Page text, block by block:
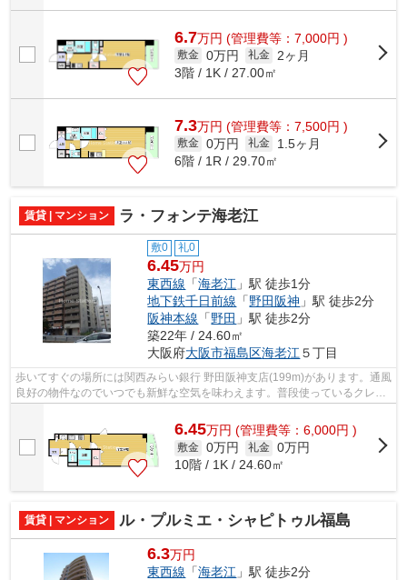
6.7万円 (管理費等：7,000円 )
敷金 0万円 礼金
2ヶ月
3階 / 1K / 27.00㎡
7.3万円 (管理費等：7,500円 )
敷金 0万円 礼金
1.5ヶ月
6階 / 1R / 29.70㎡
賃貸 | マンション ラ・フォンテ海老江
敷0 礼0
6.45万円
東西線 「海老江 」駅 徒歩1分
地下鉄千日前線 「野田阪神 」駅 徒歩2分
阪神本線 「野田 」駅 徒歩2分
築22年 / 24.60㎡
大阪府大阪市福島区海老江 ５丁目
歩いてすぐの場所には関西みらい銀行 野田阪神支店(199m)があります。通風
良好の物件なのでいつでも新鮮な空気を味わえます。普段使っているクレジ
ットで、初期費用のカード決済が可能...
6.45万円 (管理費等：6,000円 )
敷金 0万円 礼金 0万円
10階 / 1K / 24.60㎡
賃貸 | マンション ル・プルミエ・シャピトゥル福島
6.3万円
東西線 「海老江 」駅 徒歩2分